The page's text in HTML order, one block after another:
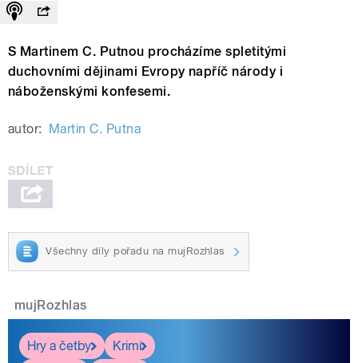
S Martinem C. Putnou procházíme spletitými
duchovními dějinami Evropy napříč národy i
náboženskými konfesemi.
autor: Martin C. Putna
Všechny díly pořadu na mujRozhlas
mujRozhlas
Hry a četby
Krimi